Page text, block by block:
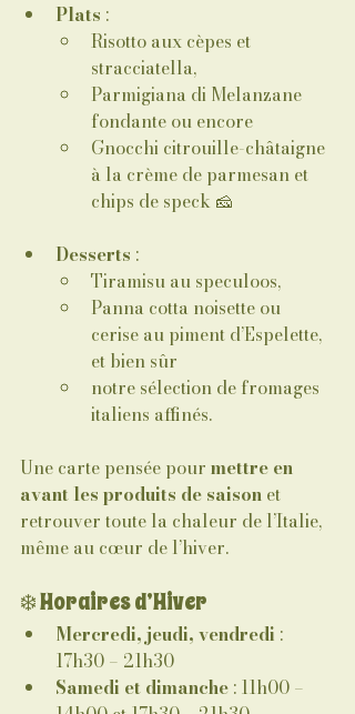
Plats :
Risotto aux cèpes et
stracciatella,
Parmigiana di Melanzane
fondante ou encore
Gnocchi citrouille-châtaigne
à la crème de parmesan et
chips de speck 🧀
Desserts :
Tiramisu au speculoos,
Panna cotta noisette ou
cerise au piment d’Espelette,
et bien sûr
notre sélection de fromages
italiens affinés.
Une carte pensée pour mettre en
avant les produits de saison et
retrouver toute la chaleur de l’Italie,
même au cœur de l’hiver.
❄️ Horaires d’Hiver
Mercredi, jeudi, vendredi :
17h30 – 21h30
Samedi et dimanche : 11h00 –